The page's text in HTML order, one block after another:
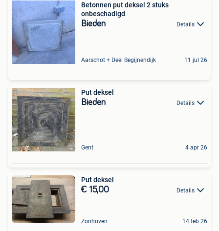
Betonnen put deksel 2 stuks
onbeschadigd
Bieden Details
Aarschot + Deel Begijnendijk 11 jul 26
Put deksel
Bieden Details
Gent 4 apr 26
Put deksel
€ 15,00 Details
Zonhoven 14 feb 26